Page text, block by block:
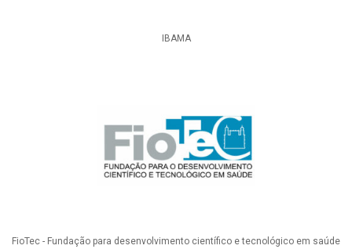
IBAMA
FioTec - Fundação para desenvolvimento científico e tecnológico em saúde